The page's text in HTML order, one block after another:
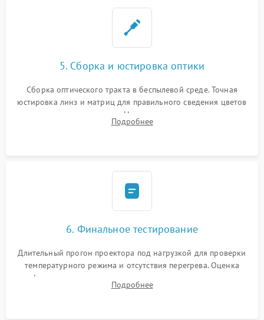
5. Сборка и юстировка оптики
Сборка оптического тракта в беспылевой среде. Точная
юстировка линз и матриц для правильного сведения цветов
и устранения размытия. Надежное подключение всех
шлейфов, установка датчиков и закрытие корпуса
Подробнее
6. Финальное тестирование
Длительный прогон проектора под нагрузкой для проверки
температурного режима и отсутствия перегрева. Оценка
фокуса, контрастности и цветопередачи на тестовых
таблицах. Проверка работы всех видеовходов и кнопок
Подробнее